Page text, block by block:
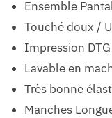
Ensemble
Touché doux /
Impression
Lavable en
Très bonne
Manches